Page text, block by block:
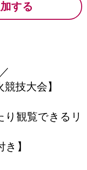
する
技大会】
り観覧できるリ
】